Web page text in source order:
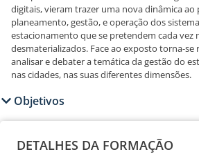
digitais, vieram trazer uma nova dinâmica ao
planeamento, gestão, e operação dos
estacionamento que se pretendem cada vez
desmaterializados. Face ao exposto torna-se
analisar e debater a temática da gestão do
nas cidades, nas suas diferentes dimensões.
Objetivos
DETALHES DA FORMAÇÃO